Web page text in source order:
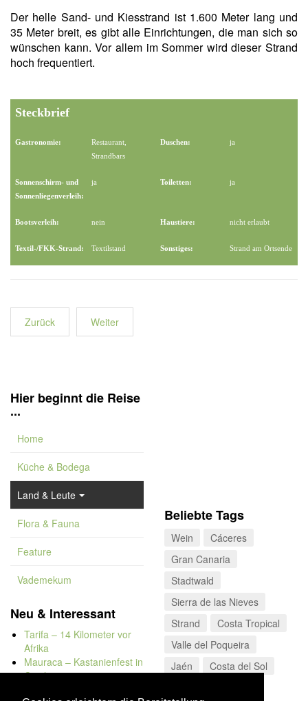
Der helle Sand- und Kiesstrand ist 1.600 Meter lang und
35 Meter breit, es gibt alle Einrichtungen, die man sich so
wünschen kann. Vor allem im Sommer wird dieser Strand
hoch frequentiert.
Steckbrief
Gastronomie:
Restaurant,
Strandbars
Duschen: ja
Sonnenschirm- und
Sonnenliegenverleih:
ja Toiletten: ja
Bootsverleih: nein Haustiere: nicht erlaubt
Textil-/FKK-Strand: Textilstand Sonstiges: Strand am Ortsende
Zurück Weiter
Hier beginnt die Reise
...
Home
Küche & Bodega
Land & Leute
Flora & Fauna
Feature
Vademekum
Neu & Interessant
Tarifa – 14 Kilometer vor
Afrika
Mauraca – Kastanienfest in
Capileira
Beliebte Tags
Wein
Cáceres
Gran Canaria
Stadtwald
Sierra de las Nieves
Strand
Costa Tropical
Valle del Poqueira
Jaén
Costa del Sol